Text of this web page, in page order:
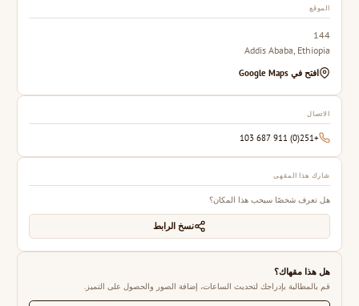
الموقع
144
Addis Ababa, Ethiopia
افتح في Google Maps
الاتصال
+251(0) 911 687 103
شارك هذا المقهى
هل تعرف شخصًا سيحب هذا المكان؟
نسخ الرابط
هل هذا مقهاك؟
قم بالمطالبة بإدراجك لتحديث الساعات، إضافة الصور والحصول على التميز.